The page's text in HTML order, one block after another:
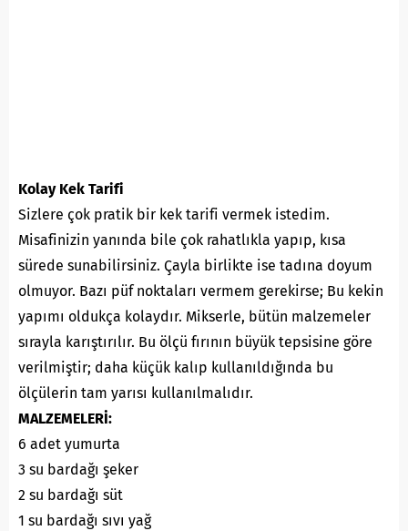
Kolay Kek Tarifi
Sizlere çok pratik bir kek tarifi vermek istedim.
Misafinizin yanında bile çok rahatlıkla yapıp, kısa
sürede sunabilirsiniz. Çayla birlikte ise tadına doyum
olmuyor. Bazı püf noktaları vermem gerekirse; Bu kekin
yapımı oldukça kolaydır. Mikserle, bütün malzemeler
sırayla karıştırılır. Bu ölçü fırının büyük tepsisine göre
verilmiştir; daha küçük kalıp kullanıldığında bu
ölçülerin tam yarısı kullanılmalıdır.
MALZEMELERİ:
6 adet yumurta
3 su bardağı şeker
2 su bardağı süt
1 su bardağı sıvı yağ